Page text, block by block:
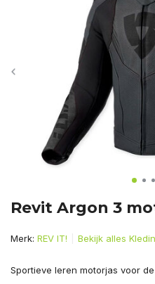
Revit Argon 3
Merk: REV IT! Bekijk alles
Sportieve leren motorjas voor